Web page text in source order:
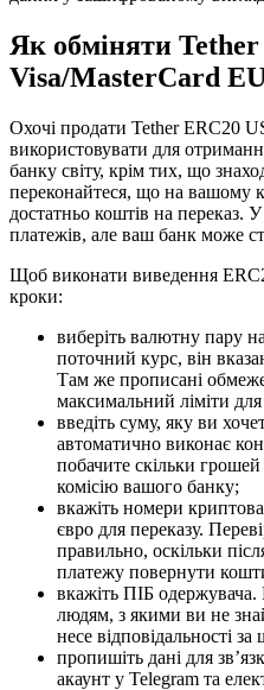
Як обміняти
Visa/MasterCard
Охочі продати Tether ERC20
використовувати для
банку світу, крім тих, що
переконайтеся, що на вашому
достатньо коштів на переказ.
платежів, але ваш банк може
Щоб виконати виведення
кроки:
виберіть валютну пару
поточний курс, він
Там же прописані
максимальний ліміти
введіть суму, яку ви
автоматично виконає
побачите скільки
комісію вашого банку;
вкажіть номери
євро для переказу.
правильно, оскільки
платежу повернути
вкажіть ПІБ
людям, з якими ви не
несе відповідальності за
пропишіть дані для
акаунт у Telegram та